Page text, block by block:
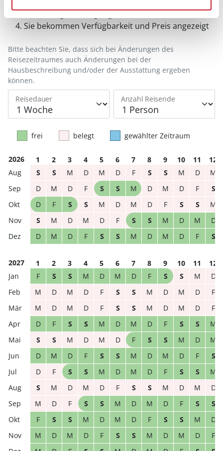
Anreisetag im Belegungskalender anklicken
Sie bekommen Verfügbarkeit und Preis angezeigt
Reisedauer Anzahl Reisende
Bitte beachten Sie, dass sich bei Änderungen des
Reisezeitraumes auch Änderungen bei der
Hausbeschreibung und/oder der Ausstattung ergeben
können.
frei belegt gewählter Zeitraum
2026 1 2 3 4 5 6 7 8 9 10 11
12
S
S M D M D F S S M D
M
D
M D F S S M D M D F
S
D
F S S M D M D F S S
M
S
M D M D F S S M D M
D
D
M D F S S M D M D F S
2027 1 2 3 4 5 6 7 8 9 10 11
12
F
S S M D M D F S S M
D
M
D M D F S S M D M D
F
M
D M D F S S M D M D
F
D
F S S M D M D F S S
M
S
S M D M D F S S M D
M
D
M D F S S M D M D F
S
D
F S S M D M D F S S
M
S
M D M D F S S M D M
D
M
D F S S M D M D F S
S
F
S S M D M D F S S M
D
M
D M D F S S M D M D
F